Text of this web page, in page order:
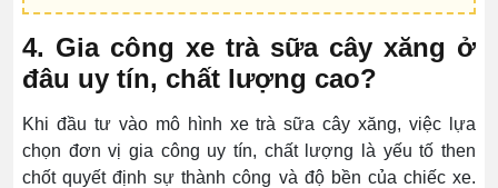
4. Gia công xe trà sữa cây xăng ở
đâu uy tín, chất lượng cao?
Khi đầu tư vào mô hình xe trà sữa cây xăng, việc lựa
chọn đơn vị gia công uy tín, chất lượng là yếu tố then
chốt quyết định sự thành công và độ bền của chiếc xe.